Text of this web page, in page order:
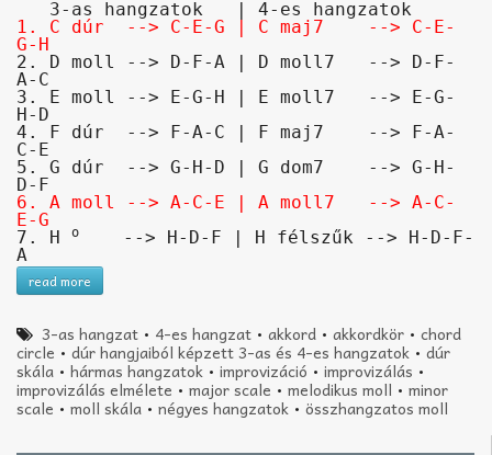
1. C dúr  --> C-E-G | C maj7    --> C-E-
G-H
2. D moll --> D-F-A | D moll7   --> D-F-
A-C
3. E moll --> E-G-H | E moll7   --> E-G-
H-D
4. F dúr  --> F-A-C | F maj7    --> F-A-
C-E
5. G dúr  --> G-H-D | G dom7    --> G-H-
6. A moll --> A-C-E | A moll7   --> A-C-
E-G
7. H
o
    --> H-D-F | H félszűk --> H-D-F-
read more
3-as hangzat • 4-es hangzat •akkord •akkordkör •chord
circle • dúr hangjaiból képzett 3-as és 4-es hangzatok • dúr
skála • hármas hangzatok • improvizáció • improvizálás •
improvizálás elmélete • major scale • melodikus moll • minor
scale • moll skála • négyes hangzatok • összhangzatos moll